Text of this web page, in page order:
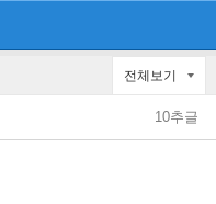
전체보기
10추글